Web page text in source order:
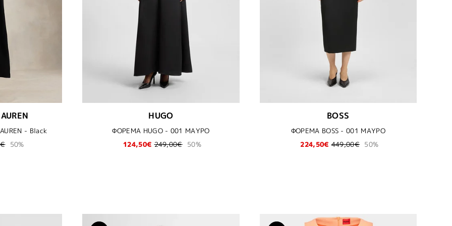
- Black
50%
HUGO
ΦΟΡΕΜΑ HUGO - 001 ΜΑΥΡΟ
124,50€ 249,00€ 50%
BOSS
ΦΟΡΕΜΑ BOSS - 001 ΜΑΥΡΟ
224,50€ 449,00€ 50%